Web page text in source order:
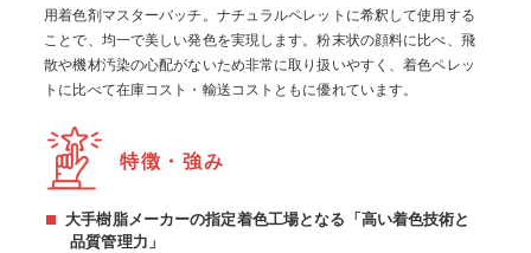
用着色剤マスターバッチ。ナチュラルペレットに希釈して使用する
ことで、均一で美しい発色を実現します。粉末状の顔料に比べ、飛
散や機材汚染の心配がないため非常に取り扱いやすく、着色ペレッ
トに比べて在庫コスト・輸送コストともに優れています。
特徴・強み
大手樹脂メーカーの指定着色工場となる「高い着色技術と
品質管理力」